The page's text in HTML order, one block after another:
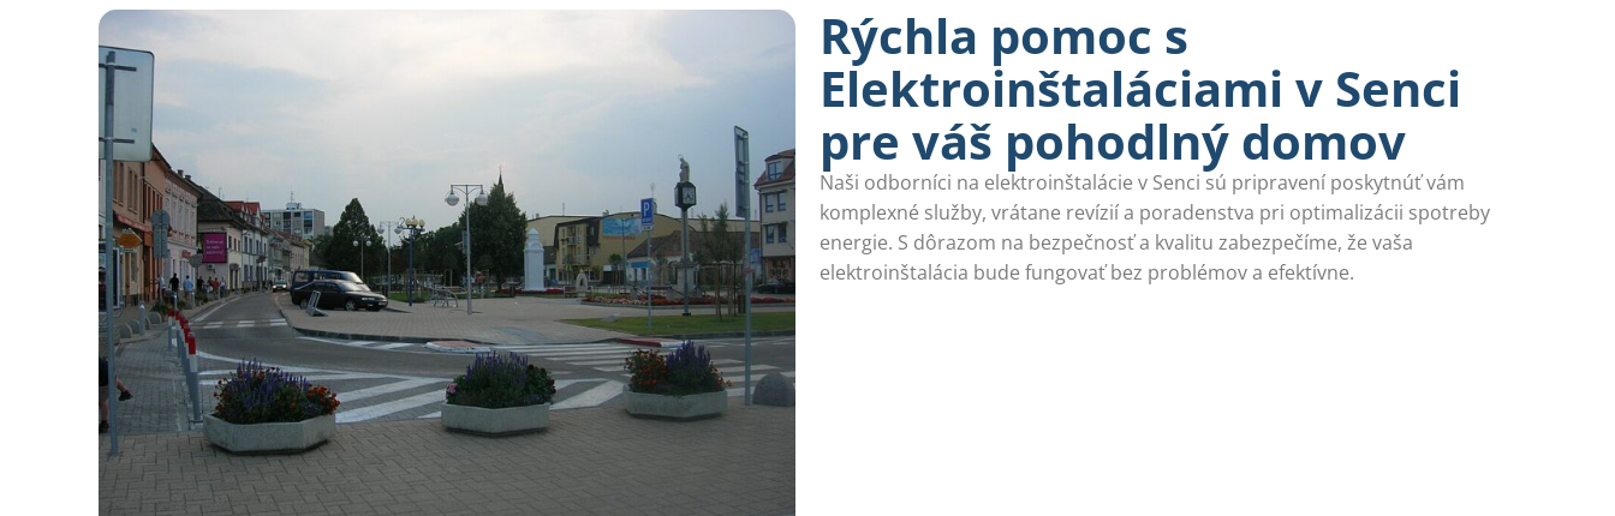
Rýchla pomoc s
Elektroinštaláciami v Senci
pre váš pohodlný domov
Naši odborníci na elektroinštalácie v Senci sú pripravení poskytnúť vám
komplexné služby, vrátane revízií a poradenstva pri optimalizácii spotreby
energie. S dôrazom na bezpečnosť a kvalitu zabezpečíme, že vaša
elektroinštalácia bude fungovať bez problémov a efektívne.